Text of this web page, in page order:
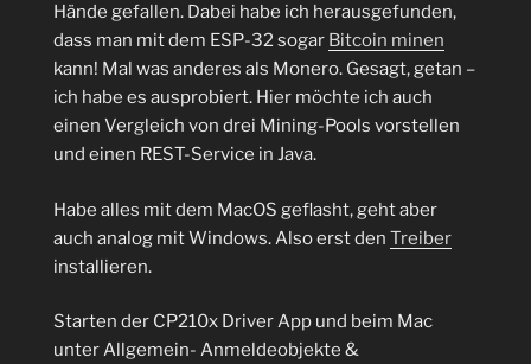
Hände gefallen. Dabei habe ich herausgefunden,
dass man mit dem ESP-32 sogar Bitcoin minen
kann! Mal was anderes als Monero. Gesagt, getan –
ich habe es ausprobiert. Hier möchte ich auch
einen Vergleich von drei Mining-Pools vorstellen
und einen REST-Service in Java.
Habe alles mit dem MacOS geflasht, geht aber
auch analog mit Windows. Also erst den Treiber
installieren.
Starten der CP210x Driver App und beim Mac
unter Allgemein- Anmeldeobjekte &